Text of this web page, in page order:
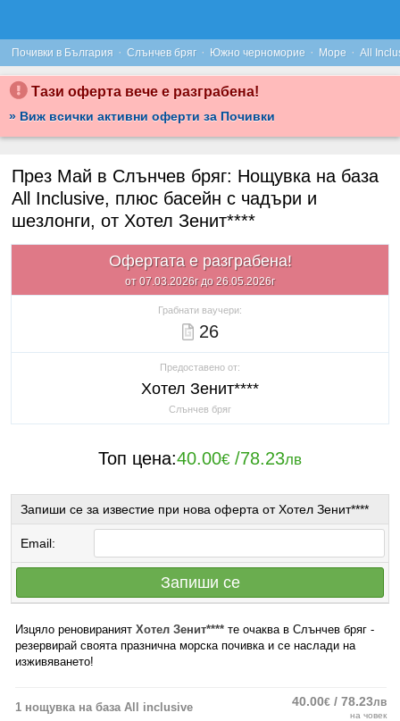
Почивки в България · Слънчев бряг · Южно черноморие · Море · All
Тази оферта вече е разграбена!
» Виж всички активни оферти за Почивки
През Май в Слънчев бряг: Нощувка на база
All Inclusivе, плюс басейн с чадъри и
шезлонги, от Хотел Зенит****
Офертата е разграбена!
от 07.03.2026г до 26.05.2026г
Грабнати ваучери:
26
Предоставено от:
Хотел Зенит****
Слънчев бряг
Топ цена:40.00€ /78.23лв
Запиши се за известие при нова оферта от Хотел Зенит****
Email:
Запиши се
Изцяло реновираният Хотел Зенит**** те очаква в Слънчев бряг -
резервирай своята празнична морска почивка и се наслади на
изживяването!
1 нощувка на база All inclusive 40.00€ / 78.23лв
на човек